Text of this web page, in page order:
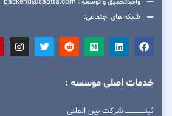
شبکه های اجتماعی:
خدمات اصلی موسسه :
ثبتــــــــــــــــ شرکت بین المللی